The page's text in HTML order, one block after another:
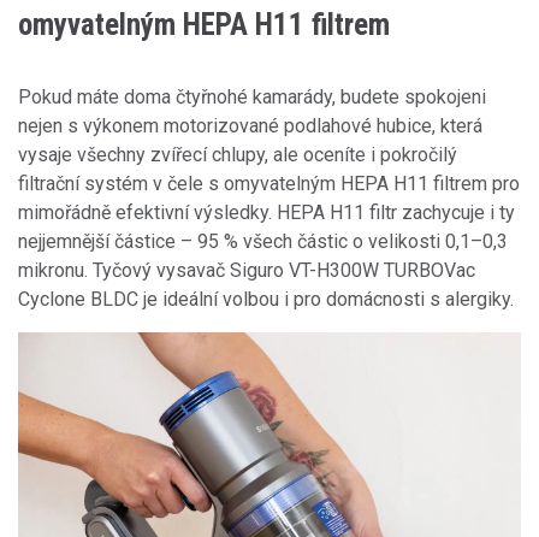
omyvatelným HEPA H11 filtrem
Pokud máte doma čtyřnohé kamarády, budete spokojeni
nejen s výkonem motorizované podlahové hubice, která
vysaje všechny zvířecí chlupy, ale oceníte i pokročilý
filtrační systém v čele s omyvatelným HEPA H11 filtrem pro
mimořádně efektivní výsledky. HEPA H11 filtr zachycuje i ty
nejjemnější částice – 95 % všech částic o velikosti 0,1–0,3
mikronu. Tyčový vysavač Siguro VT-H300W TURBOVac
Cyclone BLDC je ideální volbou i pro domácnosti s alergiky.